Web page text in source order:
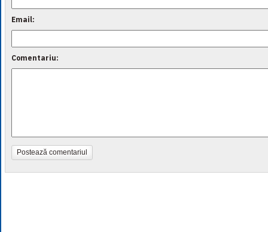
Email:
Comentariu:
Postează comentariul